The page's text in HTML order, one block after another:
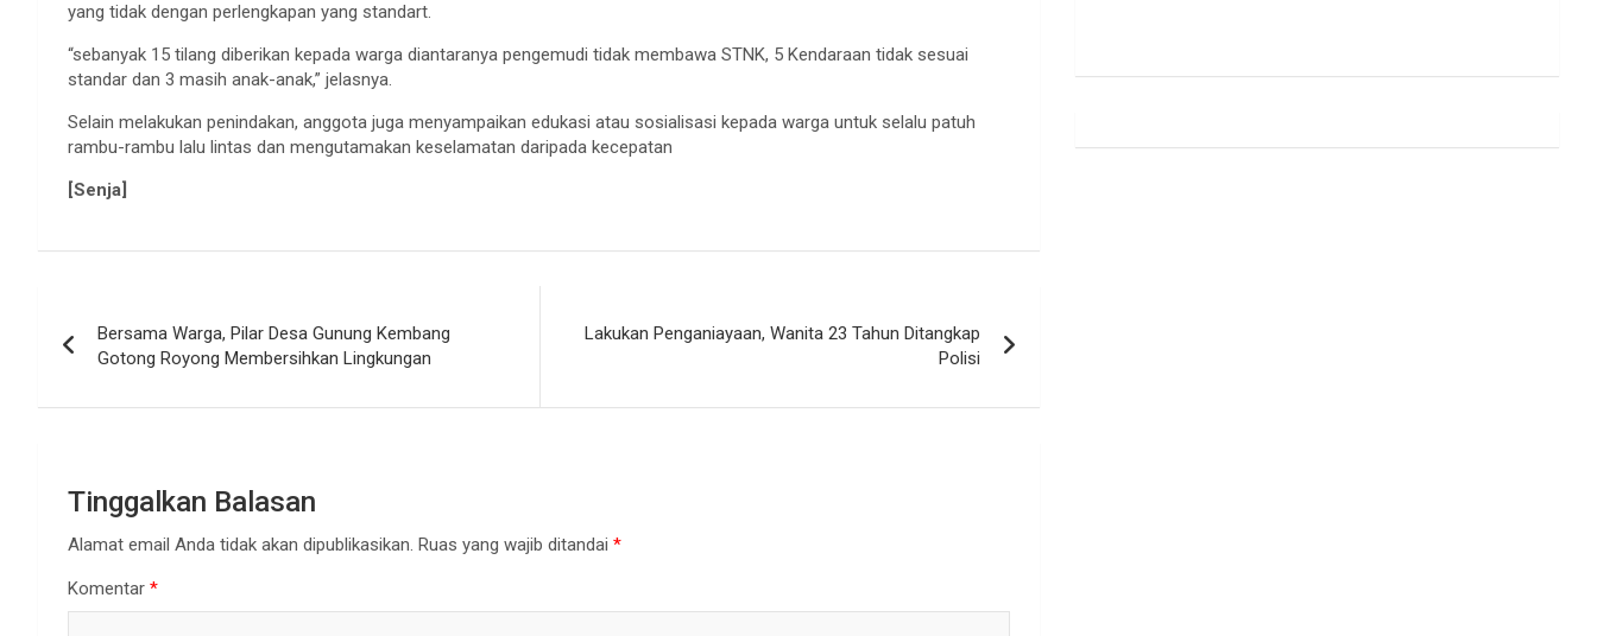
yang tidak dengan perlengkapan yang standart.
“sebanyak 15 tilang diberikan kepada warga diantaranya pengemudi tidak membawa STNK, 5 Kendaraan tidak sesuai
standar dan 3 masih anak-anak,” jelasnya.
Selain melakukan penindakan, anggota juga menyampaikan edukasi atau sosialisasi kepada warga untuk selalu patuh
rambu-rambu lalu lintas dan mengutamakan keselamatan daripada kecepatan
[Senja]
pos
Bersama Warga, Pilar Desa Gunung Kembang
Gotong Royong Membersihkan Lingkungan
Lakukan Penganiayaan, Wanita 23 Tahun Ditangkap
Polisi
Tinggalkan Balasan
Alamat email Anda tidak akan dipublikasikan. Ruas yang wajib ditandai *
Komentar *